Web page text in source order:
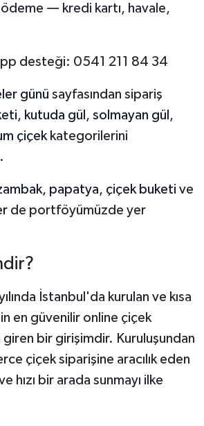
— kredi kartı, havale,
desteği: 0541 211 84 34
günü sayfasından sipariş
, kutuda gül , solmayan gül ,
çiçekkategorilerini
, papatya, çiçek buketi ve
de portföyümüzde yer
İstanbul'da kurulan ve kısa
en güvenilir online çiçek
giren bir girişimdir. Kuruluşundan
çiçek siparişine aracılık eden
hızı bir arada sunmayı ilke